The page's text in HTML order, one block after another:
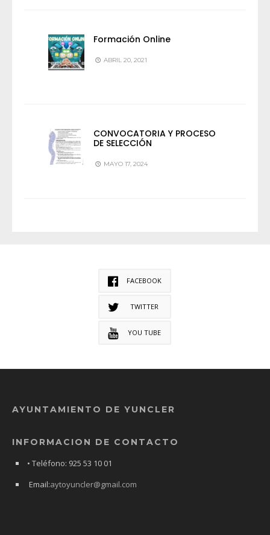
Formación Online
ABRIL 20, 2021
CONVOCATORIA Y PROCESO
DE SELECCIÓN
MAYO 17, 2024
FACEBOOK
TWITTER
YOU TUBE
AYUNTAMIENTO DE YUNCLER
INFORMACION DE CONTACTO
• Teléfono: 925 53 10 01
Email:aytoyuncler@gmail.com